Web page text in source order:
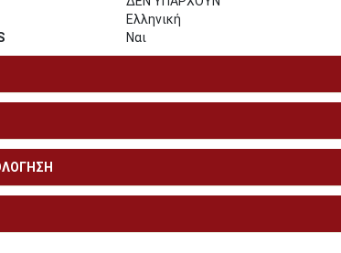
Ελληνική
Ναι